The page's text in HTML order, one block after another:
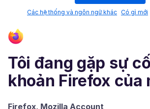
Các hệ thống và ngôn ngữ khác Có gì mới
Tôi đang gặp sự
khoản Firefox của
Firefox, Mozilla Account